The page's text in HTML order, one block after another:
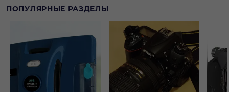
ПОПУЛЯРНЫЕ РАЗДЕЛЫ